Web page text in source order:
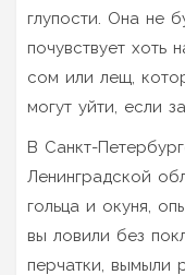
глупости. Она не
почувствует хоть
сом или лещ,
могут уйти, если
В Санкт-
Ленинградской
гольца и окуня,
вы ловили без
перчатки, вымыли